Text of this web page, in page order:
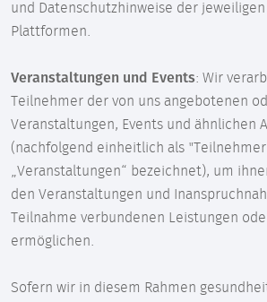
und Datenschutzhinweise der
Plattformen.
Veranstaltungen und Events: Wir
Teilnehmer der von uns angebotenen
Veranstaltungen, Events und ähnlichen
(nachfolgend einheitlich als
„Veranstaltungen“ bezeichnet), um
den Veranstaltungen und
Teilnahme verbundenen Leistungen
ermöglichen.
Sofern wir in diesem Rahmen